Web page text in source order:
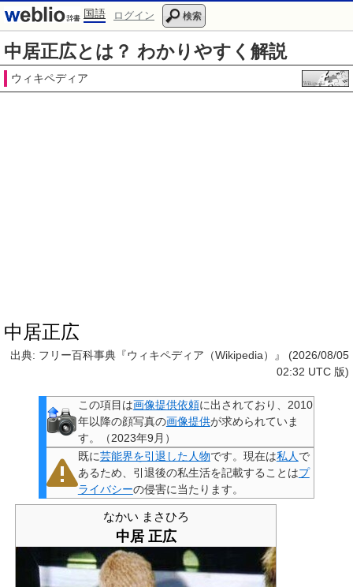
国語 ログイン 検索
中居正広とは？ わかりやすく解説
ウィキペディア
中居正広
出典: フリー百科事典『ウィキペディア（Wikipedia）』 (2026/08/05
02:32 UTC 版)
この項目は画像提供依頼に出されており、2010
年以降の顔写真の画像提供が求められていま
す。
（2023年9月 ）
既に芸能界を引退した人物です。現在は私人 で
あるため、引退後の私生活を記載することはプ
ライバシーの侵害に当たります。
なかい まさひろ
中居 正広